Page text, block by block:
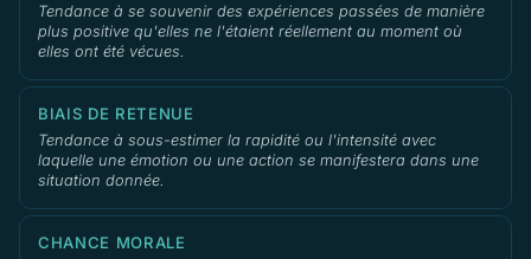
Tendance à se souvenir des expériences passées de manière
plus positive qu'elles ne l'étaient réellement au moment où
elles ont été vécues.
BIAIS DE RETENUE
Tendance à sous-estimer la rapidité ou l'intensité avec
laquelle une émotion ou une action se manifestera dans une
situation donnée.
CHANCE MORALE